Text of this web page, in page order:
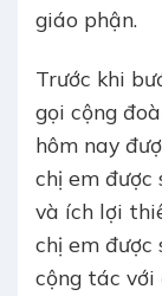
giáo phận.
Trước khi
gọi cộng
hôm nay
chị em được
và ích lợi
chị em được
cộng tác với